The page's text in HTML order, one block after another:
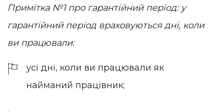
Примітка №1 про гарантійний період: у
гарантійний період враховуються дні, коли
ви працювали:
усі дні, коли ви працювали як
найманий працівник;